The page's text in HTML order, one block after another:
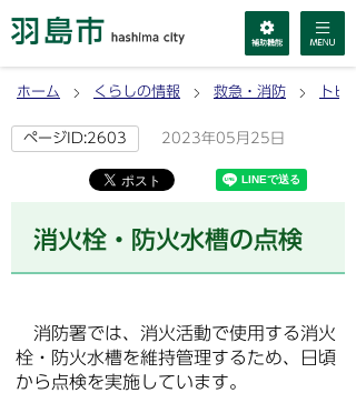
ホーム くらしの情報 救急・消防 トピ
ページID:2603 2023年05月25日
消火栓・防火水槽の点検
消防署では、消火活動で使用する消火
栓・防火水槽を維持管理するため、日頃
から点検を実施しています。